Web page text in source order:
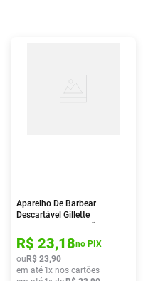
Aparelho De Barbear
Descartável Gillette
Ativado 2 Unidades
R$ 23,18no PIX
ou R$ 23,90
em até 1x nos cartões